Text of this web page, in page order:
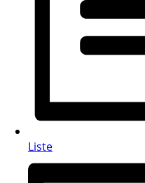
Liste